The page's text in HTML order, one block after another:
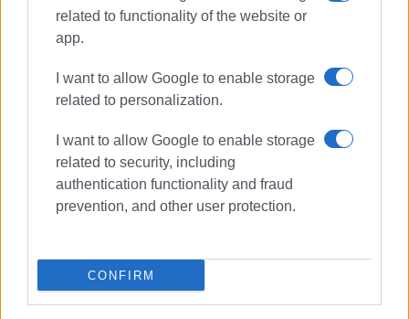
related to functionality of the website or
app.
I want to allow Google to enable storage
related to personalization.
I want to allow Google to enable storage
related to security, including
authentication functionality and fraud
prevention, and other user protection.
CONFIRM